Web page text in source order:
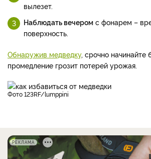
вылезет.
Наблюдать вечером с фонарем –
поверхность.
Обнаружив медведку, срочно начинайте
промедление грозит потерей урожая.
фото 123RF/lumppini
РЕКЛАМА